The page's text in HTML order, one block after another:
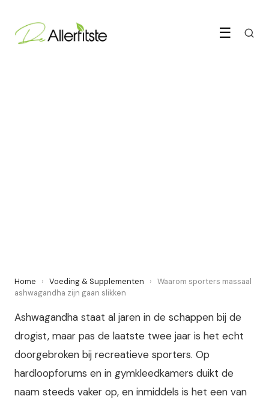
☰
Home › Voeding & Supplementen › Waarom sporters massaal
ashwagandha zijn gaan slikken
Ashwagandha staat al jaren in de schappen bij de
drogist, maar pas de laatste twee jaar is het echt
doorgebroken bij recreatieve sporters. Op
hardloopforums en in gymkleedkamers duikt de
naam steeds vaker op, en inmiddels is het een van